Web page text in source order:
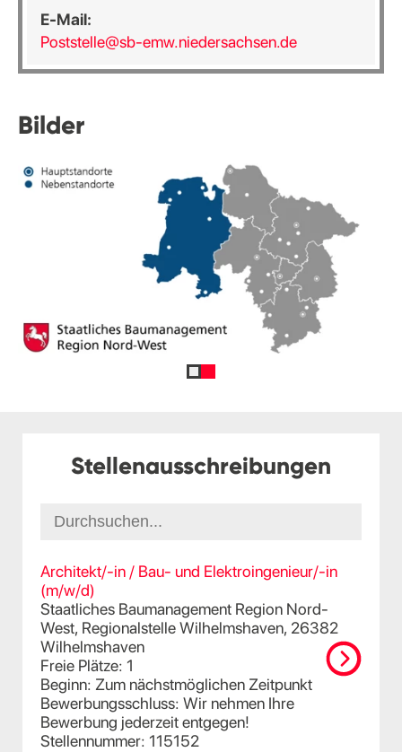
E-Mail:
Poststelle@sb-emw.niedersachsen.de
Bilder
Stellenausschreibungen
Architekt/-in / Bau- und Elektroingenieur/-in
(m/w/d)
Staatliches Baumanagement Region Nord-
West, Regionalstelle Wilhelmshaven, 26382
Wilhelmshaven
Freie Plätze: 1
Beginn: Zum nächstmöglichen Zeitpunkt
Bewerbungsschluss: Wir nehmen Ihre
Bewerbung jederzeit entgegen!
Stellennummer: 115152